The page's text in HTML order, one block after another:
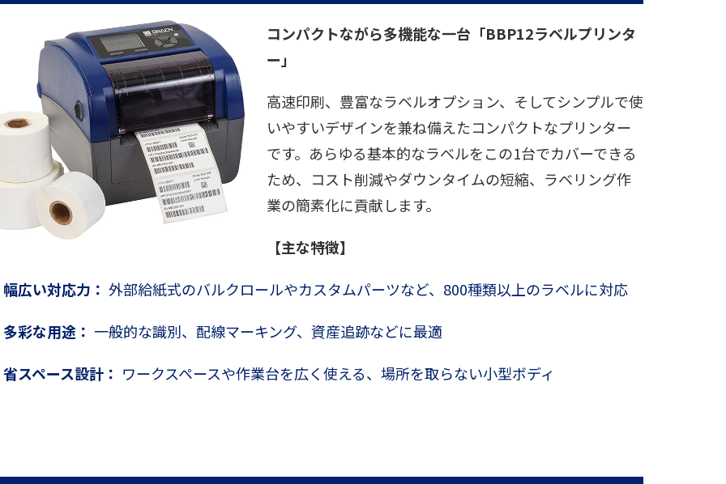
コンパクトながら多機能な一台「BBP12ラベルプリンタ
ー」
高速印刷、豊富なラベルオプション、そしてシンプルで使
いやすいデザインを兼ね備えたコンパクトなプリンター
です。あらゆる基本的なラベルをこの1台でカバーできる
ため、コスト削減やダウンタイムの短縮、ラベリング作
業の簡素化に貢献します。
【主な特徴】
幅広い対応力： 外部給紙式のバルクロールやカスタムパーツなど、800種類以上のラベルに対応
多彩な用途： 一般的な識別、配線マーキング、資産追跡などに最適
省スペース設計： ワークスペースや作業台を広く使える、場所を取らない小型ボディ